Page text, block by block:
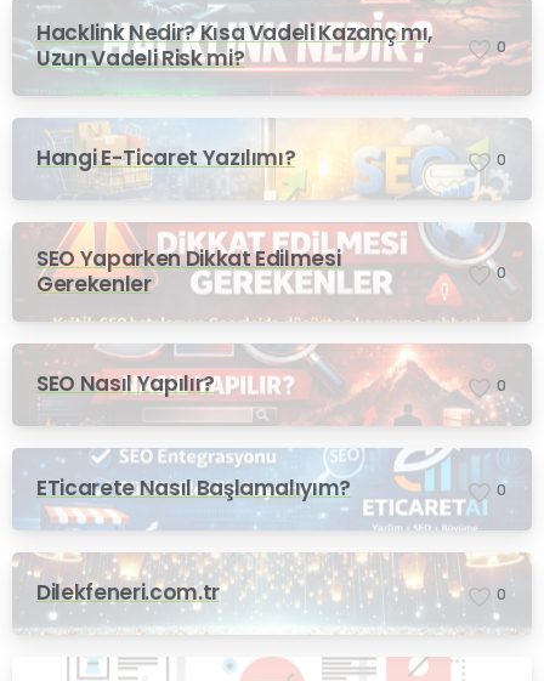
Hacklink Nedir? Kısa Vadeli Kazanç mı,
Uzun Vadeli Risk mi?
0
Hangi E-Ticaret Yazılımı? 0
SEO Yaparken Dikkat Edilmesi
Gerekenler
0
SEO Nasıl Yapılır? 0
ETicarete Nasıl Başlamalıyım? 0
Dilekfeneri.com.tr 0